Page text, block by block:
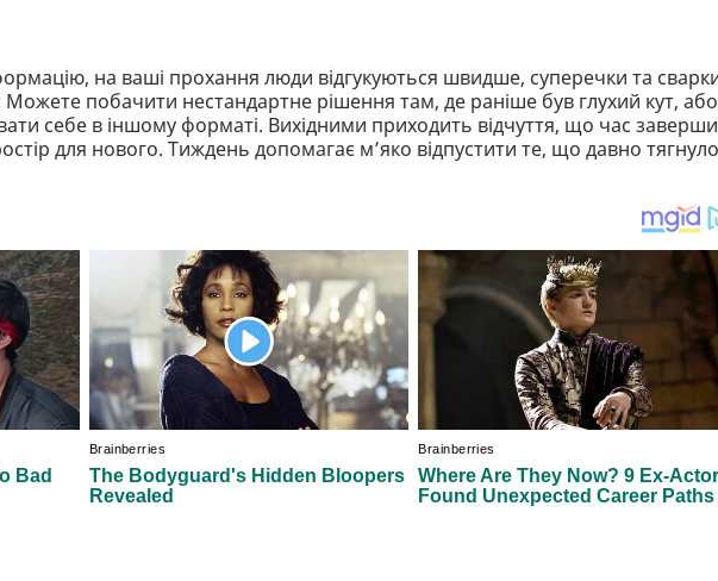
на ваші прохання люди відгукуються швидше, суперечки та
побачити нестандартне рішення там, де раніше був глухий кут, або
себе в іншому форматі. Вихідними приходить відчуття, що час
для нового. Тиждень допомагає м’яко відпустити те, що давно тягнуло